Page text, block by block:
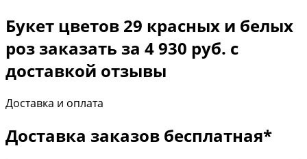
Букет цветов 29 красных и белых
роз заказать за 4 930 руб. с
доставкой отзывы
Доставка и оплата
Доставка заказов бесплатная*